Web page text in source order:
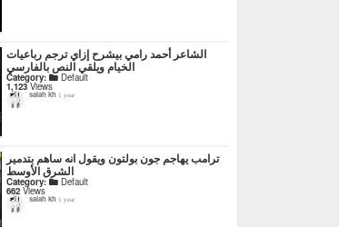
‏الشاعر أحمد رامي بيشرح إزاي ترجم رباعيات
الخيام ويلقي النص بالفارسي
Category: Default
1,123Views
salah kh 1 year
ترامب يهاجم جون بولتون ويقول انه ساهم بتدمير
الشرق الأوسط
Category: Default
662 Views
salah kh 1 year